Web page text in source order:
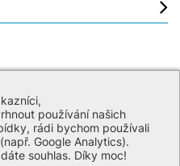
používání našich
rádi bychom používali
Google Analytics).
souhlas. Díky moc!